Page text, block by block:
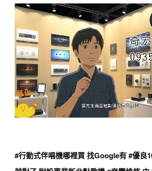
#行動式伴唱機哪裡買 找Google有#優良